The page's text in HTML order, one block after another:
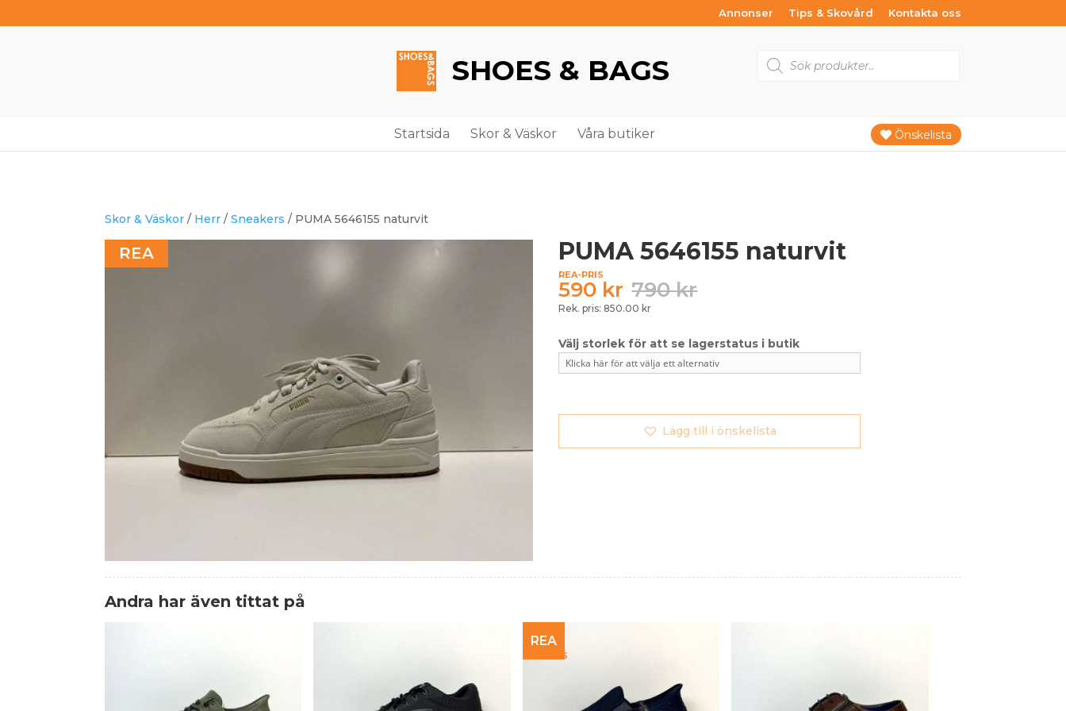
Annonser Tips & Skovård Kontakta oss
SHOES & BAGS search
Startsida Skor & Väskor Våra butiker Önskelista
Skor & Väskor / Herr / Sneakers / PUMA 5646155 naturvit
REA PUMA 5646155 naturvit
790kr
var:
790 kr.
590 kr
är:
590 kr.
Rek. pris: 850.00 kr
Lägg till i önskelista
Andra har även tittat på
REA